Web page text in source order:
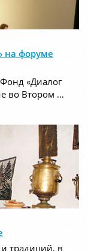
на форуме
«Диалог
во Втором …
традиций, в